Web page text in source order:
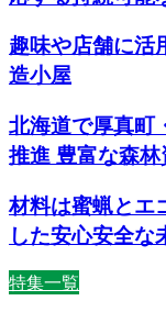
趣味や店舗に活
造小屋
北海道で厚真町
推進 豊富な森
材料は蜜蝋とエ
した安心安全な
特集一覧